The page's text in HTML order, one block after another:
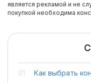
является рекламой и не
покупкой необходима
Как выбрать